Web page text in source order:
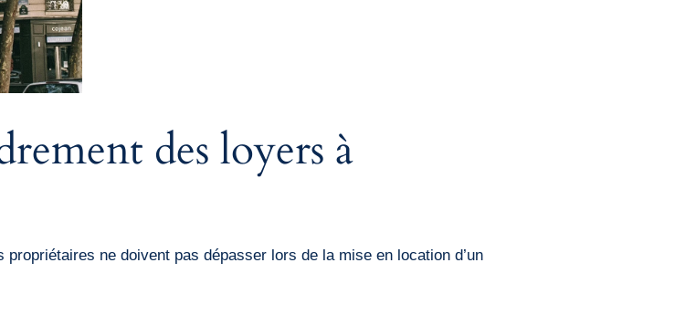
des loyers à
ne doivent pas dépasser lors de la mise en location d’un